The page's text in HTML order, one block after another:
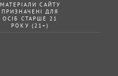
МАТЕРІАЛИ САЙТУ
ПРИЗНАЧЕНІ ДЛЯ
ОСІБ СТАРШЕ 21
РОКУ (21+)